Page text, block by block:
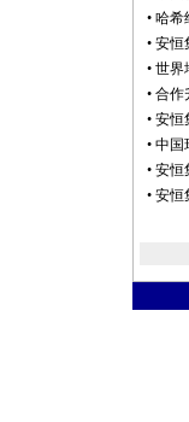
• 哈希
• 安恒
• 世界
• 合作
• 安恒
• 中国
• 安恒
• 安恒